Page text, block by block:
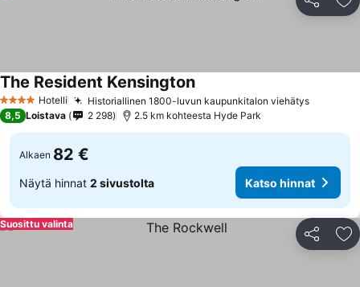
Jaa
4 Tähtiluokitus
Hotelli Historiallinen 1800-luvun kaupunkitalon viehätysKatso
The Resident KensingtonKatso hinnat
8,5 Loistava 2 298 2.5 km kohteesta Hyde Park
Alkaen 82 €
Näytä hinnat 2 sivustolta Katso hinnat
Jaa
Suosittu valinta